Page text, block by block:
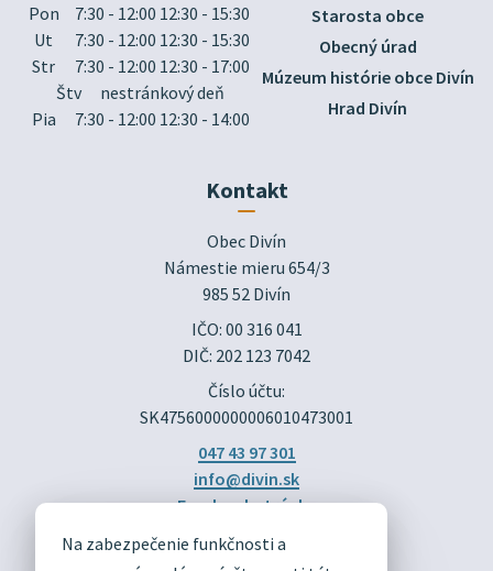
Na zabezpečenie funkčnosti a
Pon
7:30 - 12:00 12:30 - 15:30
Ut
7:30 - 12:00 12:30 - 15:30
Str
7:30 - 12:00 12:30 - 17:00
Štv
nestránkový deň
Pia
7:30 - 12:00 12:30 - 14:00
Starosta obce
Obecný úrad
Múzeum histórie obce Divín
Hrad Divín
Kontakt
Obec Divín
Námestie mieru 654/3
985 52 Divín
IČO: 00 316 041
DIČ: 202 123 7042
Číslo účtu:
SK4756000000006010473001
047 43 97 301
info@divin.sk
Facebook stránka